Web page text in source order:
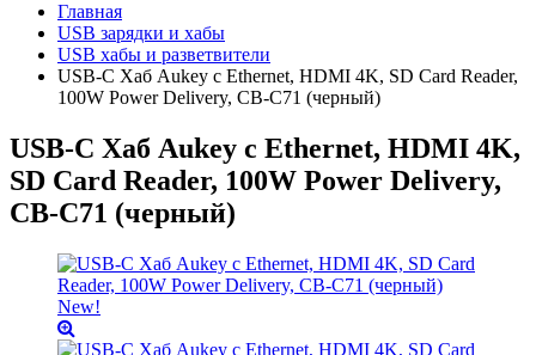
Главная
USB зарядки и хабы
USB хабы и разветвители
USB-C Хаб Aukey c Ethernet, HDMI 4K, SD Card Reader,
100W Power Delivery, СB-C71 (черный)
USB-C Хаб Aukey c Ethernet, HDMI 4K,
SD Card Reader, 100W Power Delivery,
СB-C71 (черный)
New!